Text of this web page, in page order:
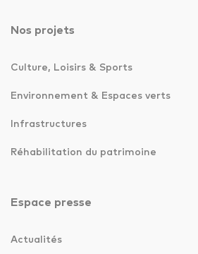
Nos projets
Culture, Loisirs & Sports
Environnement & Espaces verts
Infrastructures
Réhabilitation du patrimoine
Espace presse
Actualités